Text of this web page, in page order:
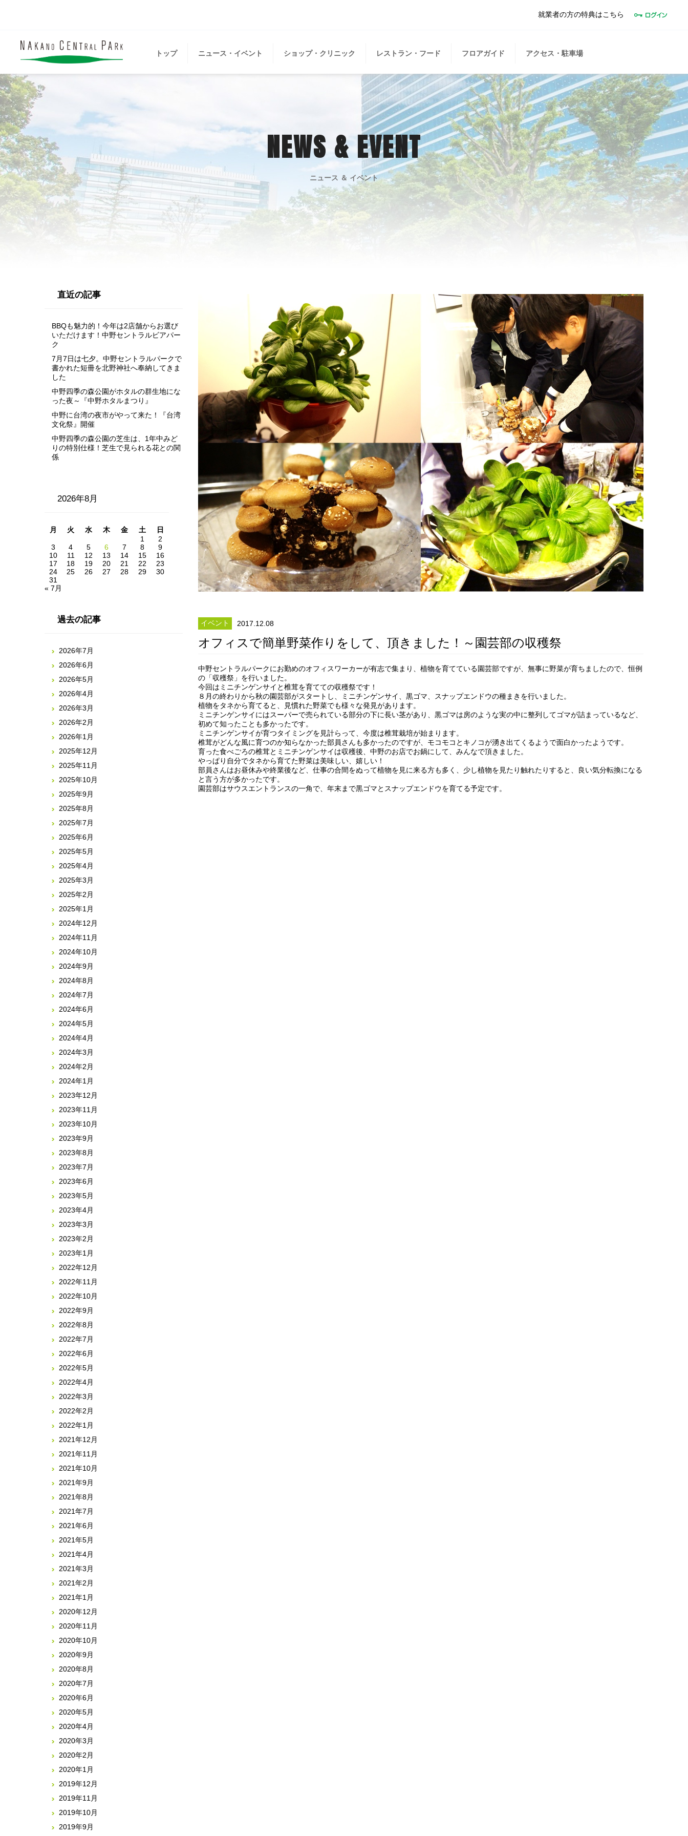
就業者の方の特典はこちら
トップ ニュース・イベント ショップ・クリニック レストラン・フード フロアガイド アクセス・駐車場
NEWS & EVENT
ニュース ＆ イベント
イベント 2017.12.08
オフィスで簡単野菜作りをして、頂きました！～園芸部の収穫祭
中野セントラルパークにお勤めのオフィスワーカーが有志で集まり、植物を育てている園芸部ですが、無事に野菜が育ちましたので、恒例
の「収穫祭」を行いました。
今回はミニチンゲンサイと椎茸を育てての収穫祭です！
８月の終わりから秋の園芸部がスタートし、ミニチンゲンサイ、黒ゴマ、スナップエンドウの種まきを行いました。
植物をタネから育てると、見慣れた野菜でも様々な発見があります。
ミニチンゲンサイにはスーパーで売られている部分の下に長い茎があり、黒ゴマは房のような実の中に整列してゴマが詰まっているなど、
初めて知ったことも多かったです。
ミニチンゲンサイが育つタイミングを見計らって、今度は椎茸栽培が始まります。
椎茸がどんな風に育つのか知らなかった部員さんも多かったのですが、モコモコとキノコが湧き出てくるようで面白かったようです。
育った食べごろの椎茸とミニチンゲンサイは収穫後、中野のお店でお鍋にして、みんなで頂きました。
やっぱり自分でタネから育てた野菜は美味しい、嬉しい！
部員さんはお昼休みや終業後など、仕事の合間をぬって植物を見に来る方も多く、少し植物を見たり触れたりすると、良い気分転換になる
と言う方が多かったです。
園芸部はサウスエントランスの一角で、年末まで黒ゴマとスナップエンドウを育てる予定です。
直近の記事
BBQも魅力的！今年は2店舗からお選び
いただけます！中野セントラルビアパー
ク
7月7日は七夕。中野セントラルパークで
書かれた短冊を北野神社へ奉納してきま
した
中野四季の森公園がホタルの群生地にな
った夜～『中野ホタルまつり』
中野に台湾の夜市がやって来た！『台湾
文化祭』開催
中野四季の森公園の芝生は、1年中みど
りの特別仕様！芝生で見られる花との関
係
2026年8月
月 火 水 木 金 土
日
1
2
3
4 5 6 7 8
9
10
11 12 13 14 15
16
17
18 19 20 21 22
23
24
25 26 27 28 29
30
31
« 7月
過去の記事
2026年7月
2026年6月
2026年5月
2026年4月
2026年3月
2026年2月
2026年1月
2025年12月
2025年11月
2025年10月
2025年9月
2025年8月
2025年7月
2025年6月
2025年5月
2025年4月
2025年3月
2025年2月
2025年1月
2024年12月
2024年11月
2024年10月
2024年9月
2024年8月
2024年7月
2024年6月
2024年5月
2024年4月
2024年3月
2024年2月
2024年1月
2023年12月
2023年11月
2023年10月
2023年9月
2023年8月
2023年7月
2023年6月
2023年5月
2023年4月
2023年3月
2023年2月
2023年1月
2022年12月
2022年11月
2022年10月
2022年9月
2022年8月
2022年7月
2022年6月
2022年5月
2022年4月
2022年3月
2022年2月
2022年1月
2021年12月
2021年11月
2021年10月
2021年9月
2021年8月
2021年7月
2021年6月
2021年5月
2021年4月
2021年3月
2021年2月
2021年1月
2020年12月
2020年11月
2020年10月
2020年9月
2020年8月
2020年7月
2020年6月
2020年5月
2020年4月
2020年3月
2020年2月
2020年1月
2019年12月
2019年11月
2019年10月
2019年9月